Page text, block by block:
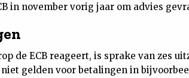
in november vorig jaar om advies
de ECB reageert, is sprake van zes
gelden voor betalingen in